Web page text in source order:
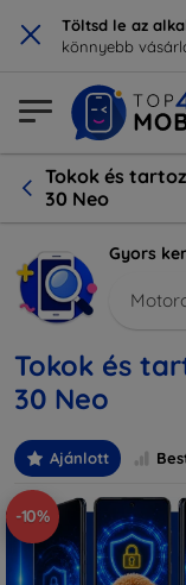
× Töltsd le az
könnyebb
Tokok és
30 Neo
Gyors
Tokok és
30 Neo
Ajánlott
-10%